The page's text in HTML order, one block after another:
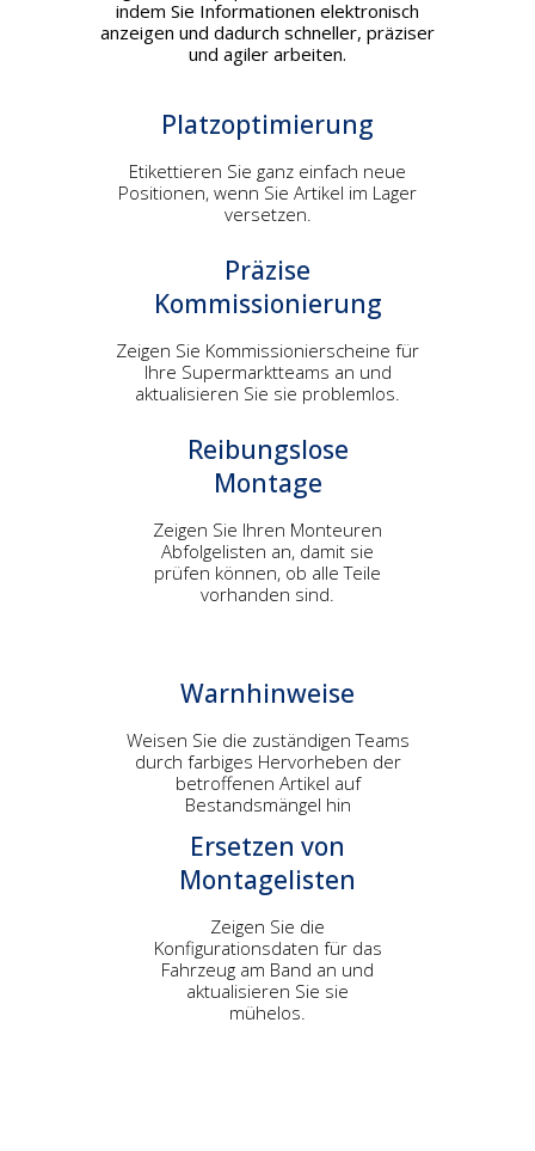
indem Sie Informationen elektronisch
anzeigen und dadurch schneller, präziser
und agiler arbeiten.
Platzoptimierung
Etikettieren Sie ganz einfach neue
Positionen, wenn Sie Artikel im Lager
versetzen.
Präzise
Kommissionierung
Zeigen Sie Kommissionierscheine für
Ihre Supermarktteams an und
aktualisieren Sie sie problemlos.
Reibungslose
Montage
Zeigen Sie Ihren Monteuren
Abfolgelisten an, damit sie
prüfen können, ob alle Teile
vorhanden sind.
Warnhinweise
Weisen Sie die zuständigen Teams
durch farbiges Hervorheben der
betroffenen Artikel auf
Bestandsmängel hin
Ersetzen von
Montagelisten
Zeigen Sie die
Konfigurationsdaten für das
Fahrzeug am Band an und
aktualisieren Sie sie
mühelos.